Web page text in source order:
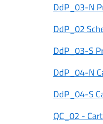
DdP_03-N
DdP_02
DdP_03-S
DdP_04-N
DdP_04-S
QC_02 -